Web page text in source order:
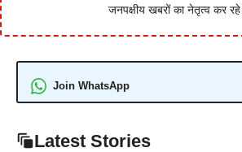
जनपक्षीय खबरों का नेतृत्व कर
Join WhatsApp
Latest Stories